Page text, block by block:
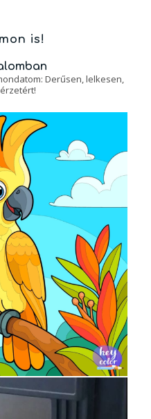
is!
Derűsen, lelkesen,